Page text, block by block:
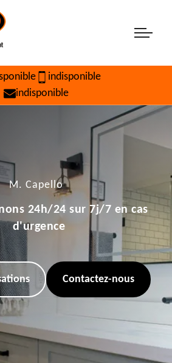
indisponible
indisponible
M. Capello
24h/24 sur 7j/7 en cas
d'urgence
Contactez-nous